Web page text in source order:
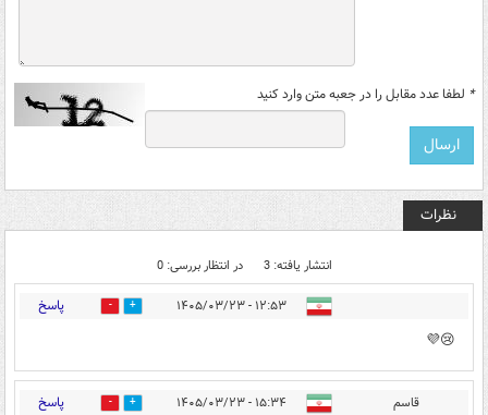
* لطفا عدد مقابل را در جعبه متن وارد کنید
نظرات
انتشار یافته: 3 در انتظار بررسی: 0
۱۲:۵۳ - ۱۴۰۵/۰۳/۲۳ 10 پاسخ
😢💜
قاسم ۱۵:۳۴ - ۱۴۰۵/۰۳/۲۳ 2 پاسخ